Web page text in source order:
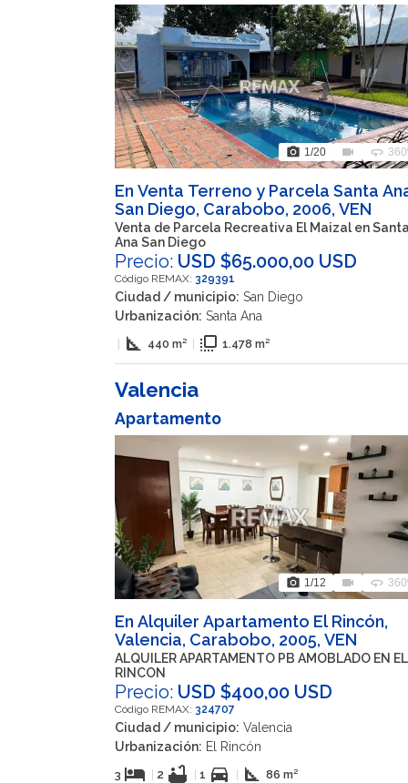
photo_camera 1/20 videocam 360
En Venta Terreno y Parcela Santa
San Diego, Carabobo, 2006, VEN
Venta de Parcela Recreativa El Maizal en
Ana San Diego
Precio: USD $65.000,00 USD
Código REMAX: 329391
Ciudad / municipio: San Diego
Urbanización: Santa Ana
square_foot 440 m² flip_to_front 1.478 m²
Valencia
Apartamento
photo_camera 1/12 videocam 360
En Alquiler Apartamento El Rincón,
Valencia, Carabobo, 2005, VEN
ALQUILER APARTAMENTO PB AMOBLADO EN EL
RINCON
Precio: USD $400,00 USD
Código REMAX: 324707
Ciudad / municipio: Valencia
Urbanización: El Rincón
3 hotel 2 bathtub 1 directions_car square_foot 86 m²